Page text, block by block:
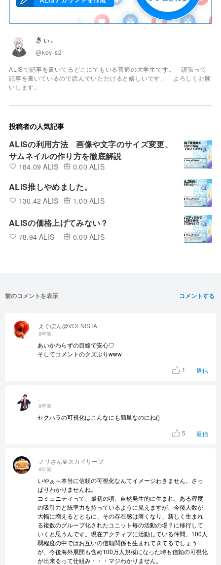
きぃ。
@key-s2
ALISで記事を書いてるどこにでもいる普通の大学生です。 頑張って
記事を書いているので読んでいただけると嬉しいです。 よろしくお願
いします。
投稿者の人気記事
ALISの利用方法 画像や文字のサイズ変更、
サムネイルの作り方を徹底解説
184.09 ALIS 0.00 ALIS
ALiS推しやめました。
130.42 ALIS 1.00 ALIS
ALISの価格上げてみない？
78.94 ALIS 0.00 ALIS
コメントする
前のコメントを表示
ノリさん＠スカイリープ
8年前
いやぁ～本当に信頼の可視化なんてイメージわきません。さっ
ぱりわかりませんね。
コミュニティって、最初の頃、自然発生的に生まれ、ある程度
の吸引力と統率力を持っているように見えますが、今後人数が
大幅に増えるとともに、その存在感は薄くなり、新しく生まれ
る複数のグループ化されたユニット毎の活動の場？に移行して
いくと思うんです。現在アクティブに活動している仲間、100人
弱程度の中ではお互いの信頼関係も生まれてきてるでしょう
が、今後海外展開も含め100万人規模になった時も信頼の可視化
が出来るって仕組み・・・マジわかりません。
.
8年前
セクハラの可視化はこんなにも簡単なのにね()
5
返信
えぐぽん@VOENISTA
8年前
あいかわらずの目線で安心♡
そしてコメントのクズぶりwww
1
返信